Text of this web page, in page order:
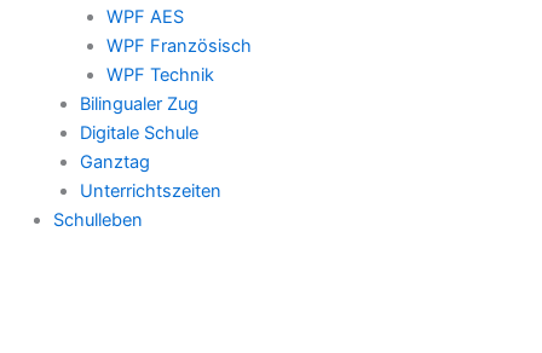
WPF AES
WPF Französisch
WPF Technik
Bilingualer Zug
Digitale Schule
Ganztag
Unterrichtszeiten
Schulleben